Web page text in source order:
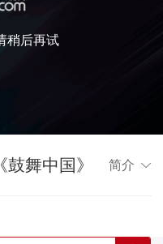
稍后再试
舞中国》 简介